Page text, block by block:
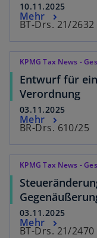
10.11.2025
BT-Drs. 21/2632
Mehr
KPMG Tax News -
Entwurf für
Verordnung
03.11.2025
BR-Drs. 610/25
Mehr
KPMG Tax News -
03.11.2025
BT-Drs. 21/2470
Mehr